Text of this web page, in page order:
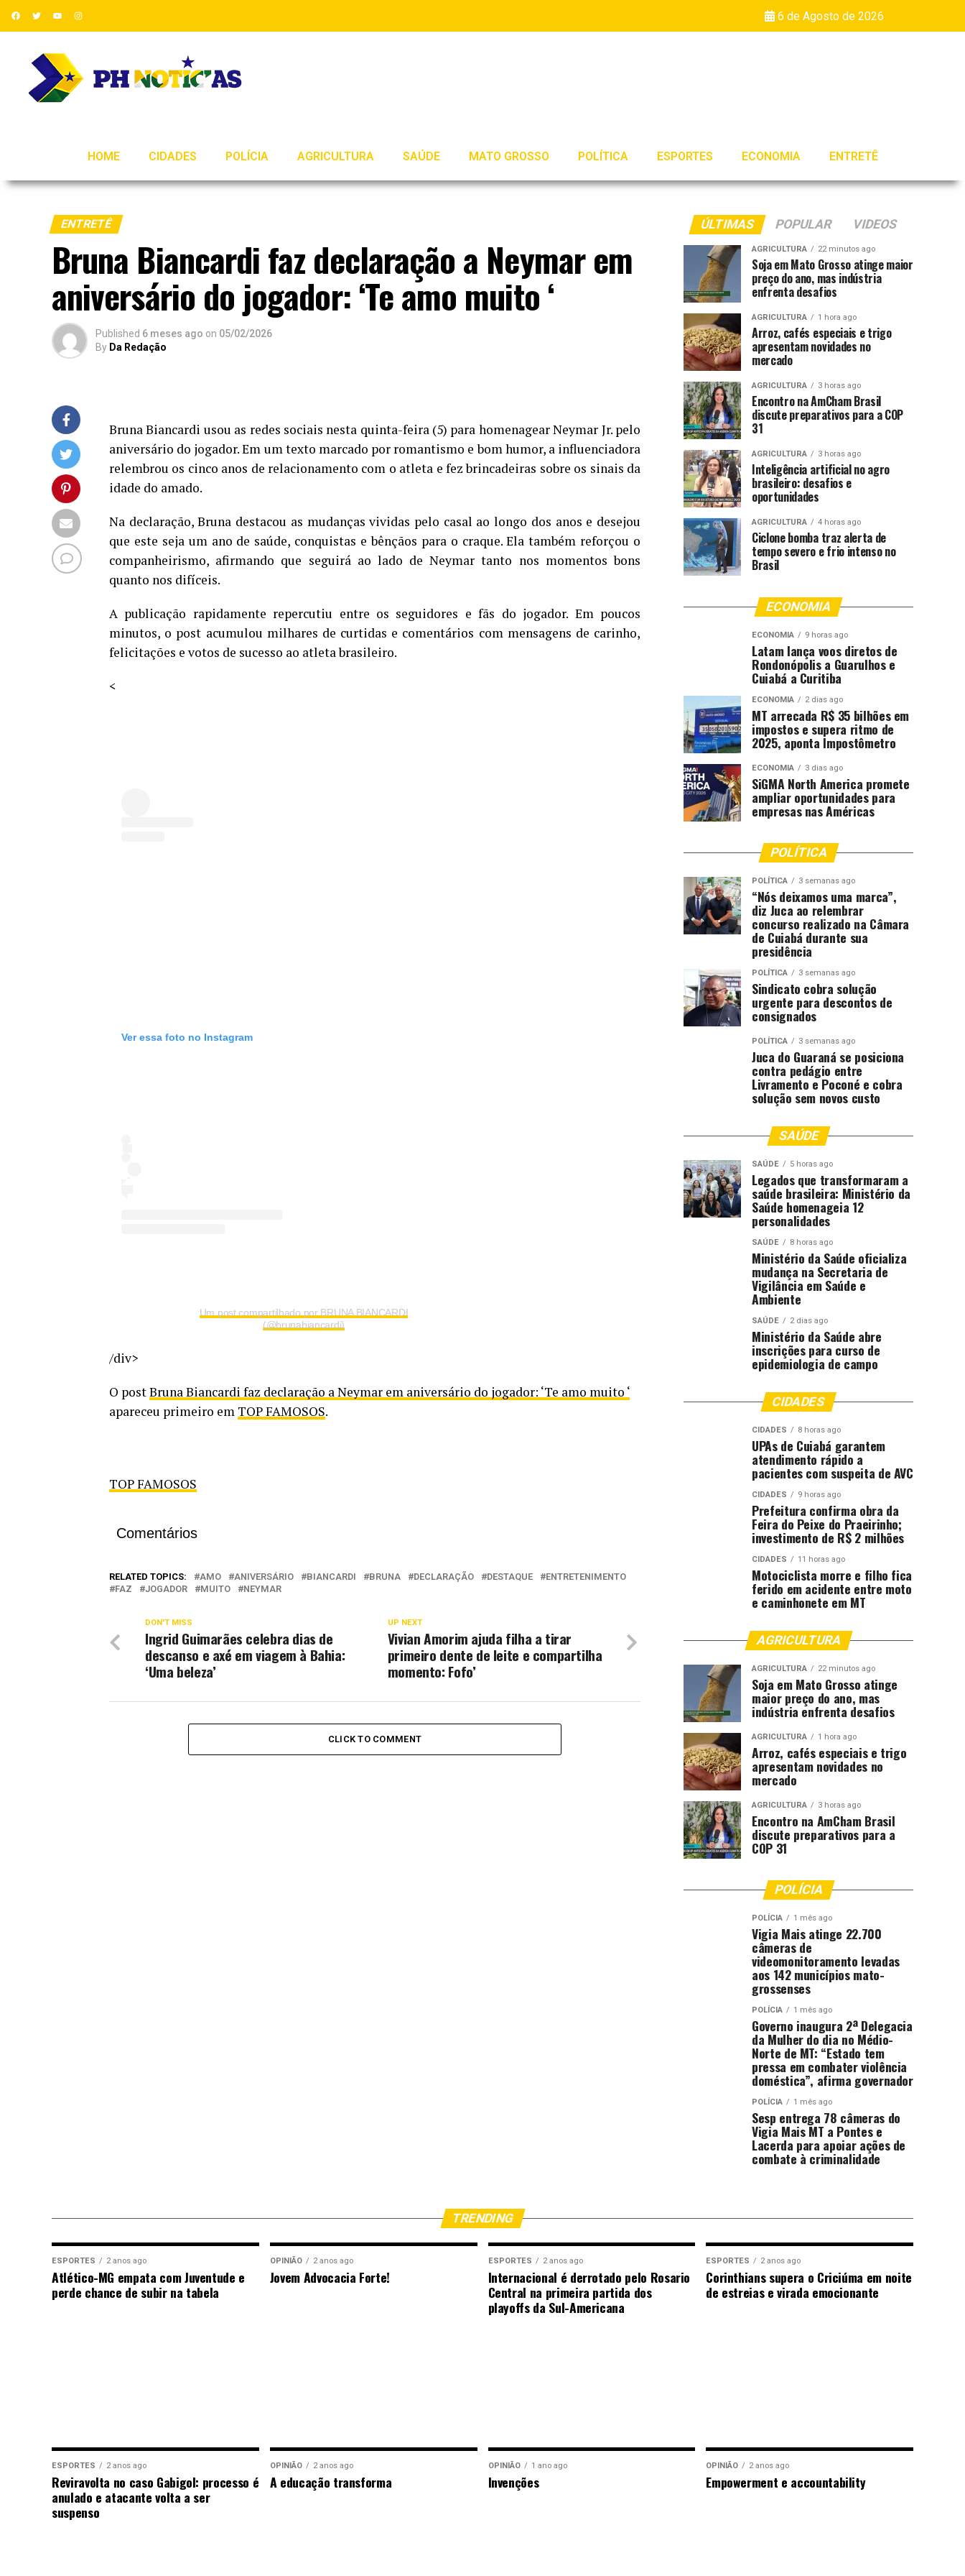
6 de Agosto de 2026
HOME CIDADES POLÍCIA AGRICULTURA SAÚDE MATO GROSSO POLÍTICA ESPORTES ECONOMIA ENTRETÊ
ENTRETÊ
Bruna Biancardi faz declaração a Neymar em
aniversário do jogador: ‘Te amo muito ‘
Published 6 meses ago on 05/02/2026
By Da Redação
Bruna Biancardi usou as redes sociais nesta quinta-feira (5) para homenagear Neymar Jr. pelo
aniversário do jogador. Em um texto marcado por romantismo e bom humor, a influenciadora
relembrou os cinco anos de relacionamento com o atleta e fez brincadeiras sobre os sinais da
idade do amado.
Na declaração, Bruna destacou as mudanças vividas pelo casal ao longo dos anos e desejou
que este seja um ano de saúde, conquistas e bênçãos para o craque. Ela também reforçou o
companheirismo, afirmando que seguirá ao lado de Neymar tanto nos momentos bons
quanto nos difíceis.
A publicação rapidamente repercutiu entre os seguidores e fãs do jogador. Em poucos
minutos, o post acumulou milhares de curtidas e comentários com mensagens de carinho,
felicitações e votos de sucesso ao atleta brasileiro.
<
Ver essa foto no Instagram
Um post compartilhado por BRUNA BIANCARDI
(@brunabiancardi)
/div>
O postBruna Biancardi faz declaração a Neymar em aniversário do jogador: ‘Te amo muito ‘
apareceu primeiro em TOP FAMOSOS.
TOP FAMOSOS
Comentários
RELATED TOPICS: AMO ANIVERSÁRIO BIANCARDI BRUNA DECLARAÇÃO DESTAQUE
ENTRETENIMENTO
FAZ
JOGADOR MUITO NEYMAR
UP NEXT
Vivian Amorim ajuda filha a tirar
primeiro dente de leite e compartilha
momento: Fofo’
DON'T MISS
Ingrid Guimarães celebra dias de
descanso e axé em viagem à Bahia:
‘Uma beleza’
CLICK TO COMMENT
ÚLTIMAS POPULAR VIDEOS
AGRICULTURA 22 minutos ago
Soja em Mato Grosso atinge maior
preço do ano, mas indústria
enfrenta desafios
AGRICULTURA 1 hora ago
Arroz, cafés especiais e trigo
apresentam novidades no
mercado
AGRICULTURA 3 horas ago
Encontro na AmCham Brasil
discute preparativos para a COP
31
AGRICULTURA 3 horas ago
Inteligência artificial no agro
brasileiro: desafios e
oportunidades
AGRICULTURA 4 horas ago
Ciclone bomba traz alerta de
tempo severo e frio intenso no
Brasil
ECONOMIA
ECONOMIA 9 horas ago
Latam lança voos diretos de
Rondonópolis a Guarulhos e
Cuiabá a Curitiba
ECONOMIA 2 dias ago
MT arrecada R$ 35 bilhões em
impostos e supera ritmo de
2025, aponta Impostômetro
ECONOMIA 3 dias ago
SiGMA North America promete
ampliar oportunidades para
empresas nas Américas
POLÍTICA
POLÍTICA 3 semanas ago
“Nós deixamos uma marca”,
diz Juca ao relembrar
concurso realizado na Câmara
de Cuiabá durante sua
presidência
POLÍTICA 3 semanas ago
Sindicato cobra solução
urgente para descontos de
consignados
POLÍTICA 3 semanas ago
Juca do Guaraná se posiciona
contra pedágio entre
Livramento e Poconé e cobra
solução sem novos custo
SAÚDE
SAÚDE 5 horas ago
Legados que transformaram a
saúde brasileira: Ministério da
Saúde homenageia 12
personalidades
SAÚDE 8 horas ago
Ministério da Saúde oficializa
mudança na Secretaria de
Vigilância em Saúde e
Ambiente
SAÚDE 2 dias ago
Ministério da Saúde abre
inscrições para curso de
epidemiologia de campo
CIDADES
CIDADES 8 horas ago
UPAs de Cuiabá garantem
atendimento rápido a
pacientes com suspeita de AVC
CIDADES 9 horas ago
Prefeitura confirma obra da
Feira do Peixe do Praeirinho;
investimento de R$ 2 milhões
CIDADES 11 horas ago
Motociclista morre e filho fica
ferido em acidente entre moto
e caminhonete em MT
AGRICULTURA
AGRICULTURA 22 minutos ago
Soja em Mato Grosso atinge
maior preço do ano, mas
indústria enfrenta desafios
AGRICULTURA 1 hora ago
Arroz, cafés especiais e trigo
apresentam novidades no
mercado
AGRICULTURA 3 horas ago
Encontro na AmCham Brasil
discute preparativos para a
COP 31
POLÍCIA
POLÍCIA 1 mês ago
Vigia Mais atinge 22.700
câmeras de
videomonitoramento levadas
aos 142 municípios mato-
grossenses
POLÍCIA 1 mês ago
Governo inaugura 2ª Delegacia
da Mulher do dia no Médio-
Norte de MT: “Estado tem
pressa em combater violência
doméstica”, afirma governador
POLÍCIA 1 mês ago
Sesp entrega 78 câmeras do
Vigia Mais MT a Pontes e
Lacerda para apoiar ações de
combate à criminalidade
TRENDING
ESPORTES 2 anos ago
Atlético-MG empata com Juventude e
perde chance de subir na tabela
OPINIÃO 2 anos ago
Jovem Advocacia Forte!
ESPORTES 2 anos ago
Internacional é derrotado pelo Rosario
Central na primeira partida dos
playoffs da Sul-Americana
ESPORTES 2 anos ago
Corinthians supera o Criciúma em noite
de estreias e virada emocionante
ESPORTES 2 anos ago
Reviravolta no caso Gabigol: processo é
anulado e atacante volta a ser
suspenso
OPINIÃO 2 anos ago
A educação transforma
OPINIÃO 1 ano ago
Invenções
OPINIÃO 2 anos ago
Empowerment e accountability